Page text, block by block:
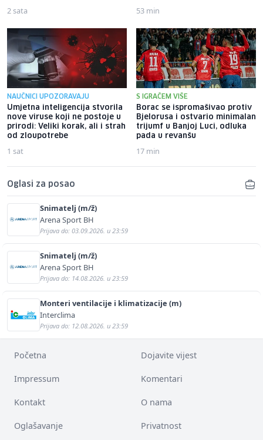
2 sata 53 min
NAUČNICI UPOZORAVAJU
Umjetna inteligencija stvorila
nove viruse koji ne postoje u
prirodi: Veliki korak, ali i strah
od zloupotrebe
1 sat
S IGRAČEM VIŠE
Borac se ispromašivao protiv
Bjelorusa i ostvario minimalan
trijumf u Banjoj Luci, odluka
pada u revanšu
17 min
Oglasi za posao
Snimatelj (m/ž)
Arena Sport BH
Prijava do: 03.09.2026. u 23:59
Snimatelj (m/ž)
Arena Sport BH
Prijava do: 14.08.2026. u 23:59
Monteri ventilacije i klimatizacije (m)
Interclima
Prijava do: 12.08.2026. u 23:59
Početna Dojavite vijest
Impressum Komentari
Kontakt O nama
Oglašavanje Privatnost